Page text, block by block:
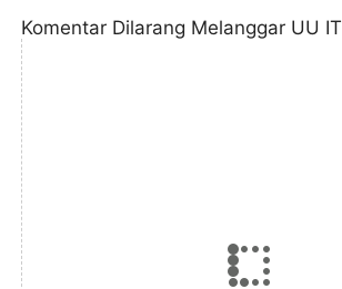
Komentar Dilarang Melanggar UU